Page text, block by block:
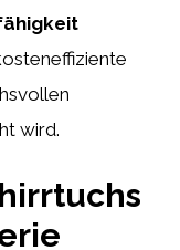
wird.